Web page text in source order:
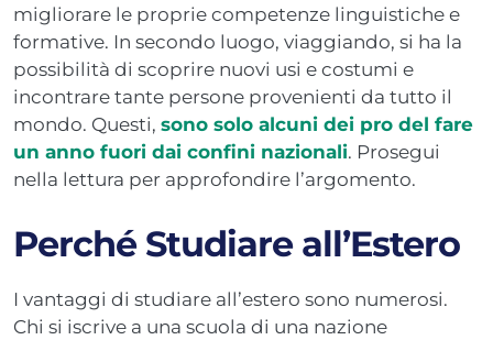
migliorare le proprie competenze linguistiche e
formative. In secondo luogo, viaggiando, si ha la
possibilità di scoprire nuovi usi e costumi e
incontrare tante persone provenienti da tutto il
mondo. Questi, sono solo alcuni dei pro del fare
un anno fuori dai confini nazionali. Prosegui
nella lettura per approfondire l’argomento.
Perché Studiare all’Estero
I vantaggi di studiare all’estero sono numerosi.
Chi si iscrive a una scuola di una nazione